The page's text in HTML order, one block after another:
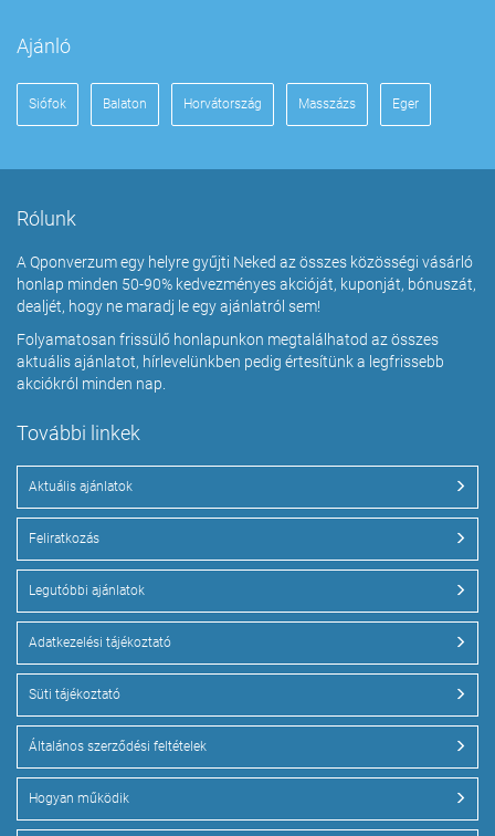
Ajánló
Siófok Balaton Horvátország Masszázs Eger
Rólunk
A Qponverzum egy helyre gyűjti Neked az összes közösségi vásárló
honlap minden 50-90% kedvezményes akcióját, kuponját, bónuszát,
dealjét, hogy ne maradj le egy ajánlatról sem!
Folyamatosan frissülő honlapunkon megtalálhatod az összes
aktuális ajánlatot, hírlevelünkben pedig értesítünk a legfrissebb
akciókról minden nap.
További linkek
Aktuális ajánlatok
Feliratkozás
Legutóbbi ajánlatok
Adatkezelési tájékoztató
Süti tájékoztató
Általános szerződési feltételek
Hogyan működik